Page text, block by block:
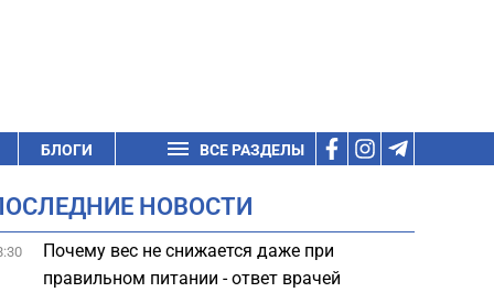
БЛОГИ ВСЕ РАЗДЕЛЫ
НОВОСТИ
Почему вес не снижается даже при
правильном питании - ответ врачей